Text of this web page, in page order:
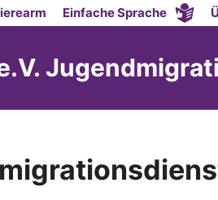
Einfache Sprache